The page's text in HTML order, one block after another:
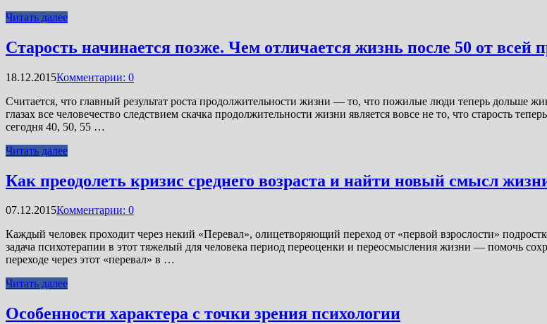
Читать далее
Старость начинается позже. Чем отличается жизнь после 50 от всей
18.12.2015Комментарии: 0
Считается, что главный результат роста продолжительности жизни — то, что пожилые люди теперь
глазах все человечество следствием скачка продолжительности жизни является вовсе не то, что старость
сегодня 40, 50, 55 …
Читать далее
Как преодолеть кризис среднего возраста и найти новый смысл
07.12.2015Комментарии: 0
Каждый человек проходит через некий «Перевал», олицетворяющий переход от «первой взрослости»
задача психотерапии в этот тяжелый для человека период переоценки и переосмысления жизни — помочь
переходе через этот «перевал» в …
Читать далее
Особенности характера с точки зрения психологии